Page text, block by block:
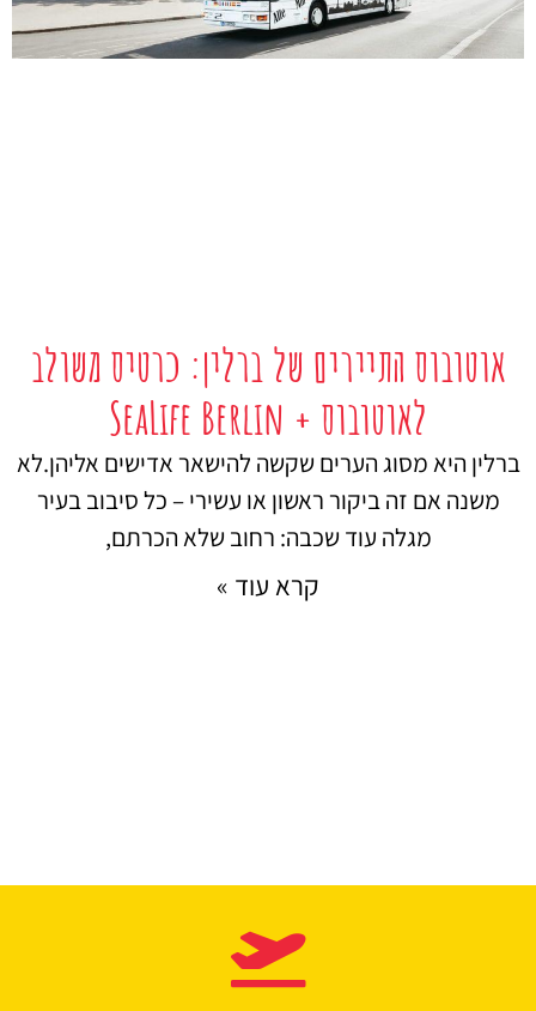
אוטובוס התיירים של ברלין: כרטיס משולב
לאוטובוס + SeaLife Berlin
ברלין היא מסוג הערים שקשה להישאר אדישים אליהן.לא
משנה אם זה ביקור ראשון או עשירי – כל סיבוב בעיר
מגלה עוד שכבה: רחוב שלא הכרתם,
קרא עוד »